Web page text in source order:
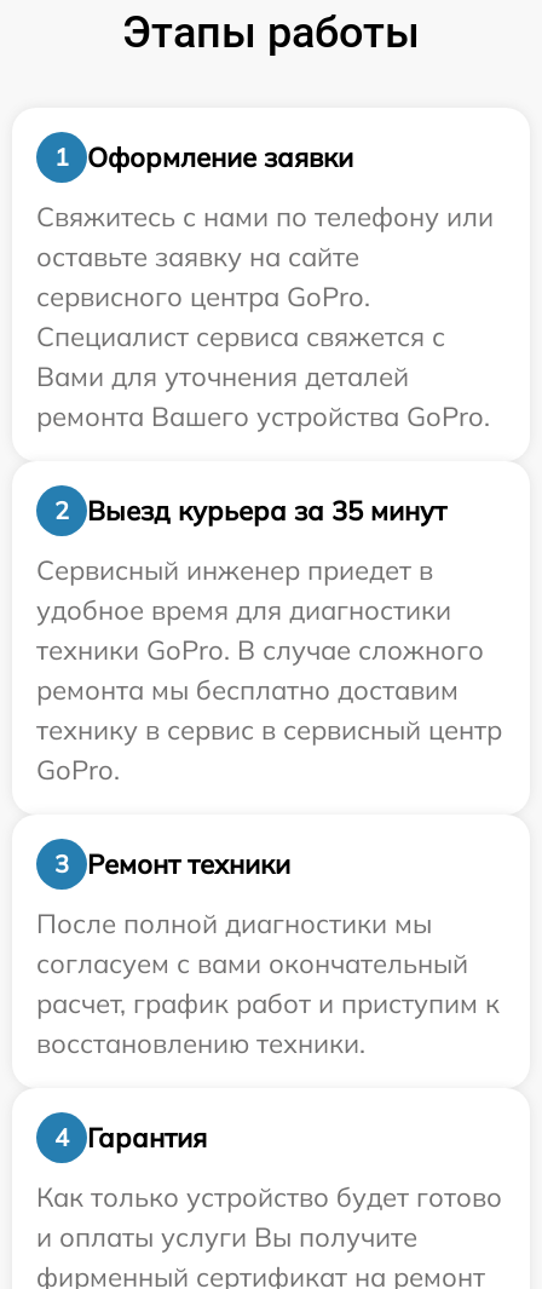
Этапы работы
1
Оформление заявки
Свяжитесь с нами по телефону или
оставьте заявку на сайте
сервисного центра GoPro.
Специалист сервиса свяжется с
Вами для уточнения деталей
ремонта Вашего устройства GoPro.
2
Выезд курьера за 35 минут
Сервисный инженер приедет в
удобное время для диагностики
техники GoPro. В случае сложного
ремонта мы бесплатно доставим
технику в сервис в сервисный центр
GoPro.
3
Ремонт техники
После полной диагностики мы
согласуем с вами окончательный
расчет, график работ и приступим к
восстановлению техники.
4
Гарантия
Как только устройство будет готово
и оплаты услуги Вы получите
фирменный сертификат на ремонт